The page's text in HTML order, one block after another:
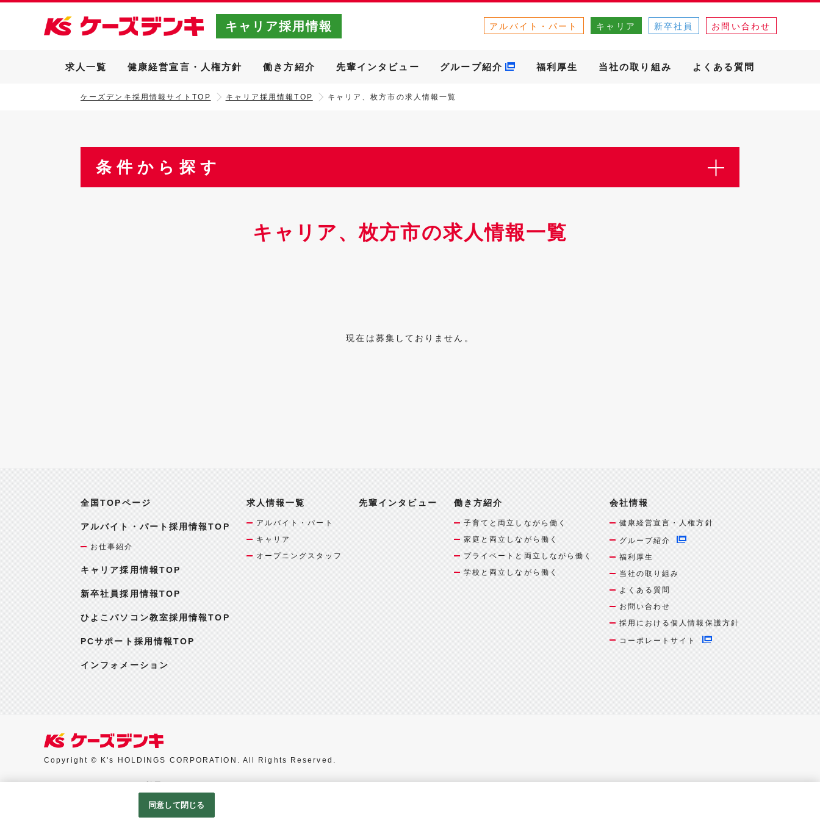
キャリア採用情報 アルバイト・パート キャリア 新卒社員 お問い合わせ
求人一覧 健康経営宣言・人権方針 働き方紹介 先輩インタビュー グループ紹介 福利厚生 当社の取り組み よくある質問
ケーズデンキ採用情報サイトTOP キャリア採用情報TOP キャリア、枚方市の求人情報一覧
条件から探す
キャリア、枚方市の求人情報一覧
現在は募集しておりません。
全国TOPページ
アルバイト・パート採用情報TOP
お仕事紹介
キャリア採用情報TOP
新卒社員採用情報TOP
ひよこパソコン教室採用情報TOP
PCサポート採用情報TOP
インフォメーション
求人情報一覧
アルバイト・パート
キャリア
オープニングスタッフ
先輩インタビュー 働き方紹介
子育てと両立しながら働く
家庭と両立しながら働く
プライベートと両立しながら働く
学校と両立しながら働く
会社情報
健康経営宣言・人権方針
グループ紹介
福利厚生
当社の取り組み
よくある質問
お問い合わせ
採用における個人情報保護方針
コーポレートサイト
Copyright © K's HOLDINGS CORPORATION. All Rights Reserved.
Googleアナリティクスの利用について
同意して閉じる